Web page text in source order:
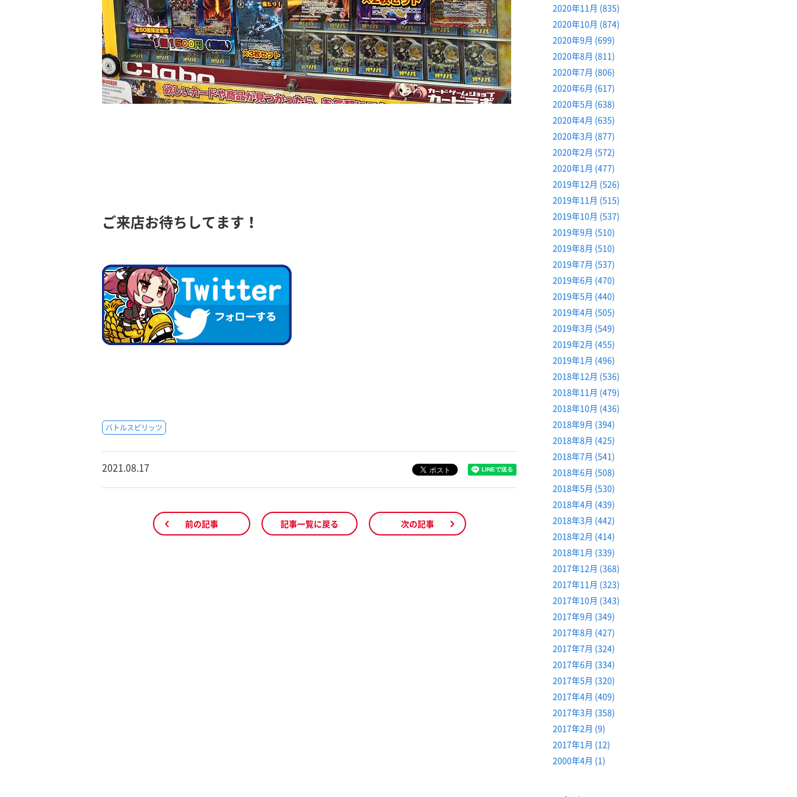
ご来店お待ちしてます！
バトルスピリッツ
2021.08.17
前の記事 記事一覧に戻る 次の記事
2020年11月 (835)
2020年10月 (874)
2020年9月 (699)
2020年8月 (811)
2020年7月 (806)
2020年6月 (617)
2020年5月 (638)
2020年4月 (635)
2020年3月 (877)
2020年2月 (572)
2020年1月 (477)
2019年12月 (526)
2019年11月 (515)
2019年10月 (537)
2019年9月 (510)
2019年8月 (510)
2019年7月 (537)
2019年6月 (470)
2019年5月 (440)
2019年4月 (505)
2019年3月 (549)
2019年2月 (455)
2019年1月 (496)
2018年12月 (536)
2018年11月 (479)
2018年10月 (436)
2018年9月 (394)
2018年8月 (425)
2018年7月 (541)
2018年6月 (508)
2018年5月 (530)
2018年4月 (439)
2018年3月 (442)
2018年2月 (414)
2018年1月 (339)
2017年12月 (368)
2017年11月 (323)
2017年10月 (343)
2017年9月 (349)
2017年8月 (427)
2017年7月 (324)
2017年6月 (334)
2017年5月 (320)
2017年4月 (409)
2017年3月 (358)
2017年2月 (9)
2017年1月 (12)
2000年4月 (1)